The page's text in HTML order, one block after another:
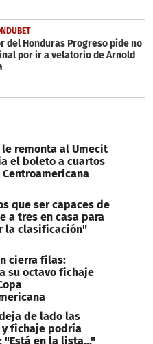
del Honduras Progreso pide no
por ir a velatorio de Arnold
remonta al Umecit
el boleto a cuartos
Centroamericana
que ser capaces de
a tres en casa para
la clasificación"
cierra filas:
su octavo fichaje
de lado las
y fichaje podría
"Está en la lista..."